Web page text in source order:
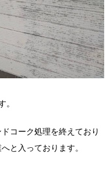
。
コーク処理を終えており
と入っております。